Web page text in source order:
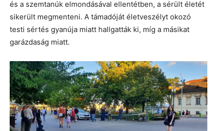
és a szemtanúk elmondásával ellentétben, a sérült életét
sikerült megmenteni. A támadóját életveszélyt okozó
testi sértés gyanúja miatt hallgatták ki, míg a másikat
garázdaság miatt.